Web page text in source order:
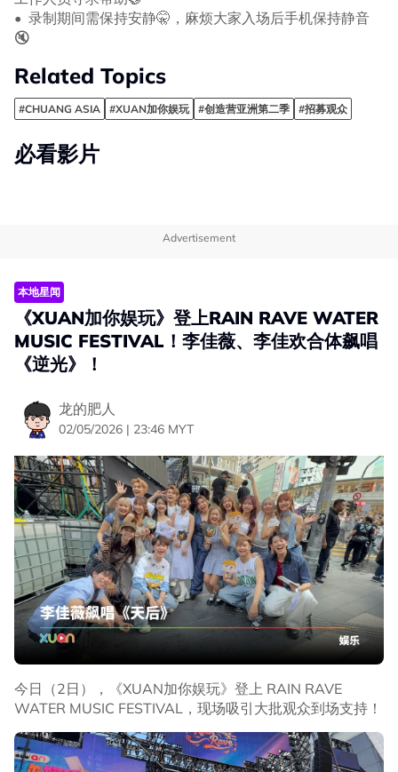
•⁠ ⁠录制期间需保持安静🤫，麻烦大家入场后手机保持静音
🔇
Related Topics
#CHUANG ASIA #XUAN加你娱玩 #创造营亚洲第二季 #招募观众
必看影片
Advertisement
本地星闻
《XUAN加你娱玩》登上RAIN RAVE WATER
MUSIC FESTIVAL！李佳薇、李佳欢合体飙唱
《逆光》！
龙的肥人
02/05/2026 | 23:46 MYT
今日（2日），《XUAN加你娱玩》登上 RAIN RAVE
WATER MUSIC FESTIVAL，现场吸引大批观众到场支持！